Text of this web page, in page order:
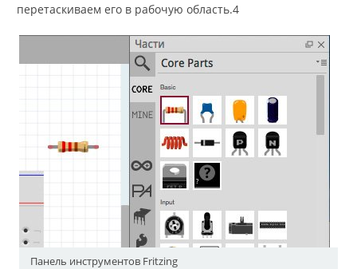
перетаскиваем его в рабочую область.4
Панель инструментов Fritzing